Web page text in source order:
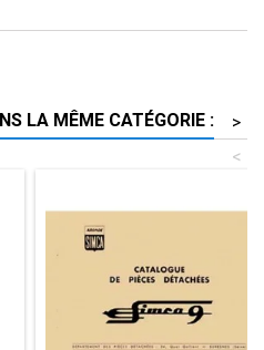
LA MÊME CATÉGORIE :
>
<